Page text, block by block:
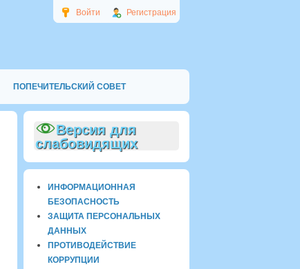
Войти Регистрация
ПОПЕЧИТЕЛЬСКИЙ СОВЕТ
Версия для
слабовидящих
ИНФОРМАЦИОННАЯ
БЕЗОПАСНОСТЬ
ЗАЩИТА ПЕРСОНАЛЬНЫХ
ДАННЫХ
ПРОТИВОДЕЙСТВИЕ
КОРРУПЦИИ